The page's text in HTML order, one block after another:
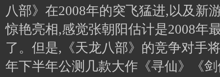
八部》在2008年的突飞猛进,以及新
惊艳亮相,感觉张朝阳估计是2008年
了。但是,《天龙八部》的竞争对手
年下半年公测几款大作《寻仙》《